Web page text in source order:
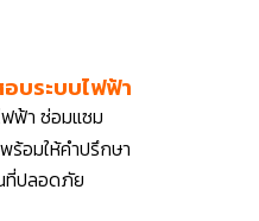
บระบบไฟฟ้า
ฟ้า ซ่อมแซม
อมให้คำปรึกษา
ที่ปลอดภัย